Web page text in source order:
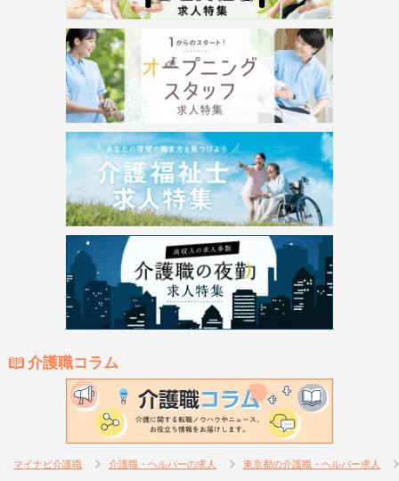
介護職コラム
マイナビ介護職 介護職・ヘルパーの求人 東京都の介護職・ヘルパー求人